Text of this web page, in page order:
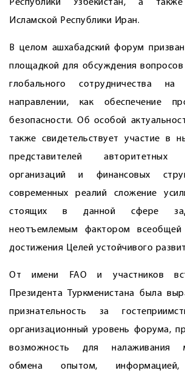
Республики Узбекистан, а также
Исламской Республики Иран.
В целом ашхабадский форум
площадкой для обсуждения вопросов
глобального сотрудничества
направлении, как обеспечение
безопасности. Об особой
также свидетельствует участие в
представителей авторитетных
организаций и финансовых
современных реалий сложение
стоящих в данной сфере
неотъемлемым фактором всеобщей
достижения Целей устойчивого
От имени FAO и участников
Президента Туркменистана была
признательность за
организационный уровень форума,
возможность для налаживания
обмена опытом,